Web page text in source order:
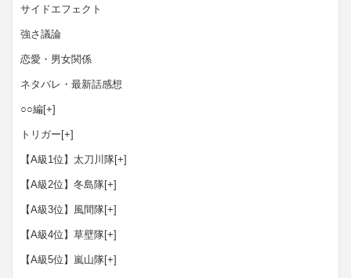
サイドエフェクト
強さ議論
恋愛・男女関係
ネタバレ・最新話感想
○○編[+]
トリガー [+]
【A級1位】太刀川隊[+]
【A級2位】冬島隊[+]
【A級3位】風間隊[+]
【A級4位】草壁隊[+]
【A級5位】嵐山隊[+]